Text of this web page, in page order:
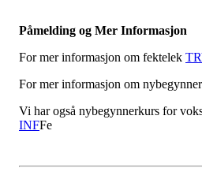
Påmelding og Mer Informasjon
For mer informasjon om fektelek
For mer informasjon om
Vi har også nybegynnerkurs for
INFFe